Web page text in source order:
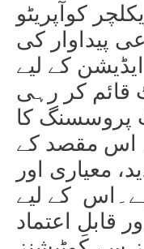
کوآپریٹو
پیداوار کی
کے لیے
قائم کر رہی
پروسسنگ کا
اس مقصد کے
معیاری اور
ہے۔اس کے لیے
قابلِ اعتماد